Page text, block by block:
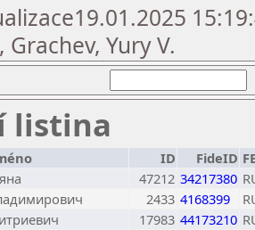
Yury V.
listina
ID FideID
47212 34217380
2433 4168399
17983 44173210